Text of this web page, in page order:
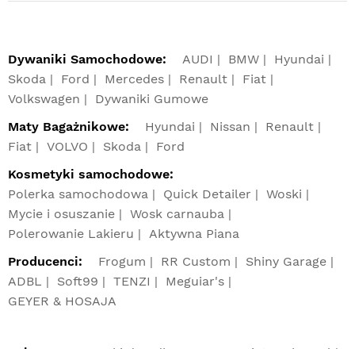
Dywaniki Samochodowe: AUDI BMW
Hyundai
Skoda
Ford Mercedes Renault
Fiat
Volkswagen
Dywaniki Gumowe
Maty Bagażnikowe:
Hyundai Nissan
Renault
Fiat
VOLVO Skoda
Ford
Kosmetyki samochodowe:
Polerka samochodowa
Quick Detailer
Woski
Mycie i osuszanie
Wosk carnauba
Polerowanie Lakieru
Aktywna Piana
Producenci:
Frogum RR Custom
Shiny Garage
ADBL
Soft99 TENZI
Meguiar's
GEYER & HOSAJA